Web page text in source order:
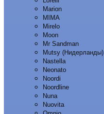
Marion
MIMA
Mirelo
Moon
Mr Sandman
Mutsy (Нидерланды)
Nastella
Neonato
Noordi
Noordline
Nuna
Nuovita